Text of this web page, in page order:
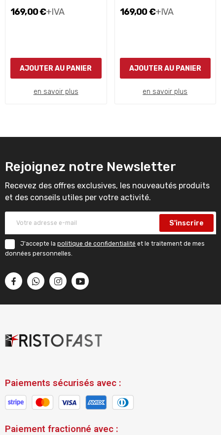
169,00 €+IVA
AJOUTER AU PANIER
en savoir plus
169,00 €+IVA
AJOUTER AU PANIER
en savoir plus
Rejoignez notre Newsletter
Recevez des offres exclusives, les nouveautés produits
et des conseils utiles per votre activité.
S'inscrire
J'accepte la politique de confidentialité et le traitement de mes
données personnelles.
Paiements sécurisés avec :
Paiement fractionné avec :